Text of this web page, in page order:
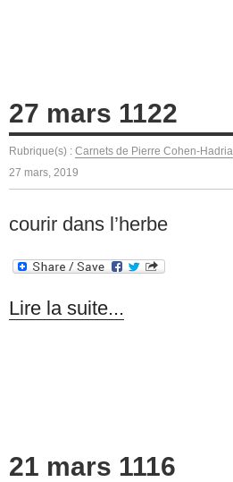
27 mars 1122
Rubrique(s) : Carnets de Pierre Cohen-Hadria
27 mars, 2019
courir dans l’herbe
Lire la suite...
21 mars 1116